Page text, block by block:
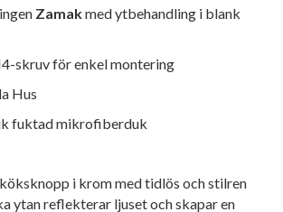
Zamakmed ytbehandling i blank
skruv för enkel montering
Hus
fuktad mikrofiberduk
i krom med tidlös och stilren
ytan reflekterar ljuset och skapar en